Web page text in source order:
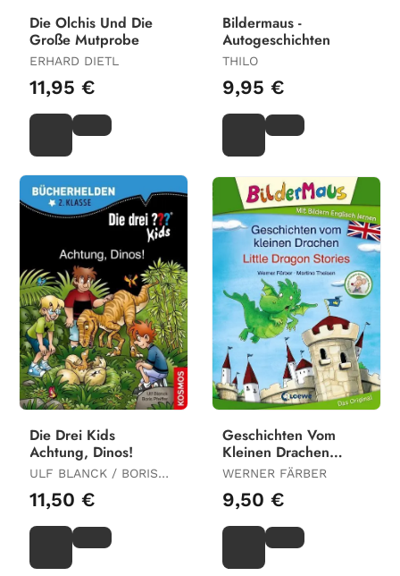
Die Olchis Und Die
Große Mutprobe
ERHARD DIETL
11,95 €
Bildermaus -
Autogeschichten
THILO
9,95 €
Die Drei Kids
Achtung, Dinos!
ULF BLANCK / BORIS
PFEIFFER
11,50 €
Geschichten Vom
Kleinen Drachen
(Englisch)
WERNER FÄRBER
9,50 €